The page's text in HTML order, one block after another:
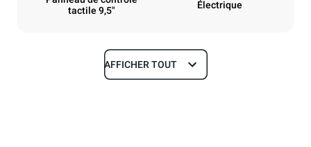
tactile 9,5"
Électrique
Dimensions
AFFICHER TOUT